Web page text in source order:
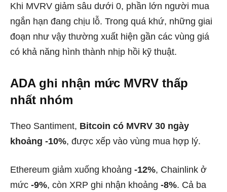
Khi MVRV giảm sâu dưới 0, phần lớn người mua
ngắn hạn đang chịu lỗ. Trong quá khứ, những giai
đoạn như vậy thường xuất hiện gần các vùng giá
có khả năng hình thành nhịp hồi kỹ thuật.
ADA ghi nhận mức MVRV thấp
nhất nhóm
Theo Santiment, Bitcoin có MVRV 30 ngày
khoảng -10%, được xếp vào vùng mua hợp lý.
Ethereum giảm xuống khoảng -12%, Chainlink ở
mức -9%, còn XRP ghi nhận khoảng -8%. Cả ba